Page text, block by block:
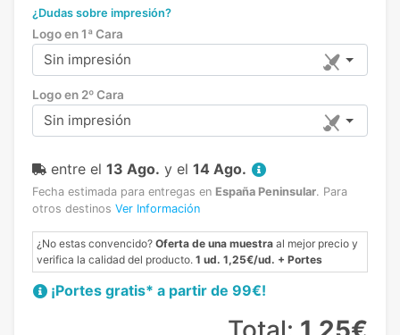
¿Dudas sobre impresión?
Logo en 1ª Cara
Sin impresión
Logo en 2º Cara
Sin impresión
entre el 13 Ago. y el 14 Ago.
Fecha estimada para entregas en España Peninsular. Para
otros destinos Ver Información
¿No estas convencido? Oferta de una muestra al mejor precio y
verifica la calidad del producto. 1 ud. 1,25€/ud. + Portes
¡Portes gratis* a partir de 99€!